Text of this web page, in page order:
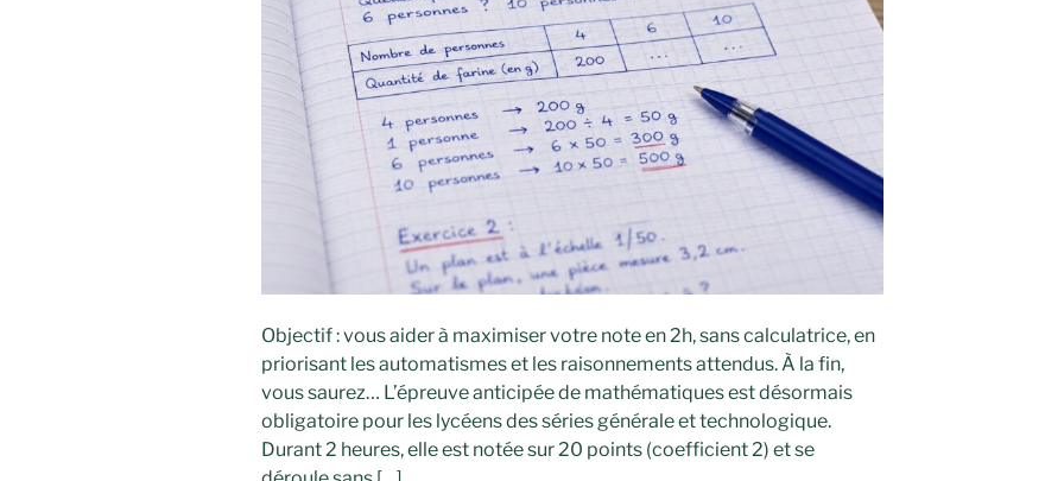
Objectif : vous aider à maximiser votre note en 2h, sans calculatrice, en
priorisant les automatismes et les raisonnements attendus. À la fin,
vous saurez… L’épreuve anticipée de mathématiques est désormais
obligatoire pour les lycéens des séries générale et technologique.
Durant 2 heures, elle est notée sur 20 points (coefficient 2) et se